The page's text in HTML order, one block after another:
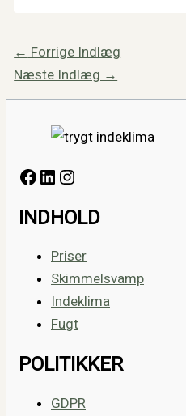
← Forrige Indlæg
Næste Indlæg →
INDHOLD
Priser
Skimmelsvamp
Indeklima
Fugt
POLITIKKER
GDPR